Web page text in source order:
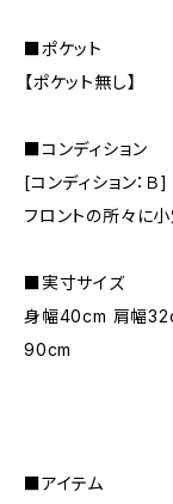
■ポケット
【ポケット無し】
■コンディション
[コンディション：Ｂ]
フロントの所々に小
■実寸サイズ
身幅40cm 肩幅
90cm
■アイテム